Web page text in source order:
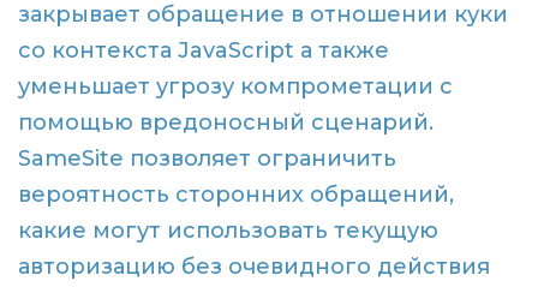
закрывает обращение в отношении куки
со контекста JavaScript а также
уменьшает угрозу компрометации с
помощью вредоносный сценарий.
SameSite позволяет ограничить
вероятность сторонних обращений,
какие могут использовать текущую
авторизацию без очевидного действия